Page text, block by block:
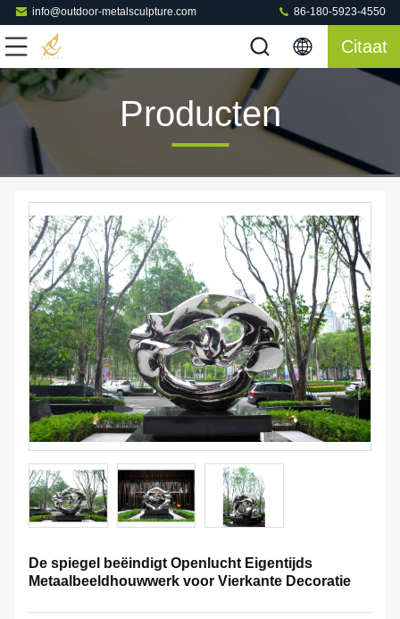
info@outdoor-metalsculpture.com 86-180-5923-4550
Citaat
Producten
De spiegel beëindigt Openlucht Eigentijds
Metaalbeeldhouwwerk voor Vierkante Decoratie